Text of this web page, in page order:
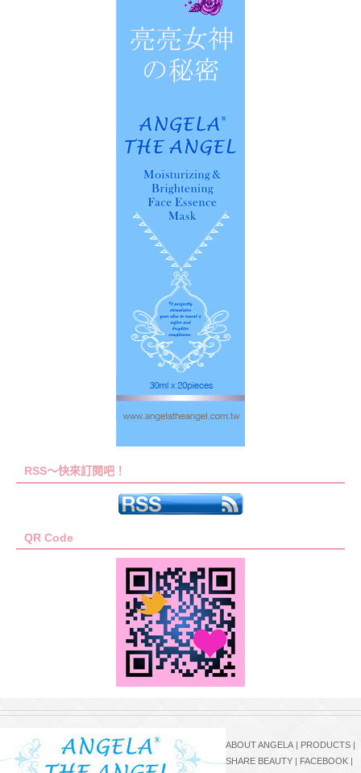
RSS～快來訂閱吧！
QR Code
ABOUT ANGELA | PRODUCTS |
SHARE BEAUTY | FACEBOOK |